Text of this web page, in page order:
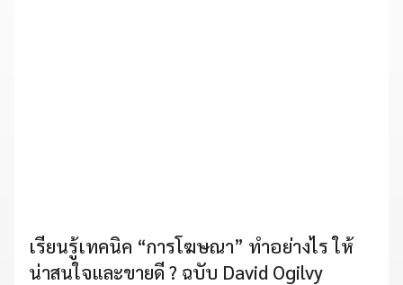
เรียนรู้เทคนิค “การโฆษณา” ทำอย่างไร ให้
น่าสนใจและขายดี ? ฉบับ David Ogilvy